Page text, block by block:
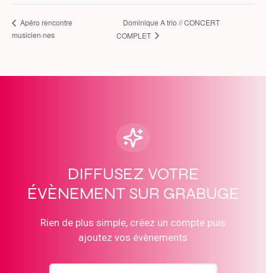
Apéro rencontre
musicien·nes
Dominique A trio // CONCERT
COMPLET
DIFFUSEZ VOTRE
ÉVÈNEMENT SUR GRABUGE
Rien de plus simple, créez un compte puis
ajoutez vos évènements